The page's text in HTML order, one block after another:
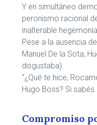
Y en simultáneo
peronismo racional
inalterable
Pese a la ausencia
Manuel De la Sota,
disgustaba).
“¿Qué te hice,
Hugo Boss? Si
Compromiso